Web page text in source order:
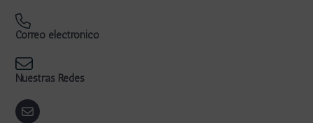
Correo electrónico
Nuestras Redes